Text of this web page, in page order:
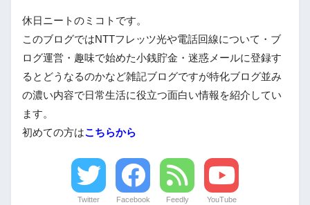
休日ニートのミコトです。
このブログではNTTフレッツ光や電話回線について・ブ
ログ運営・趣味で始めた小銭貯金・迷惑メールに登録す
るとどうなるのかなど雑記ブログですが特化ブログ並み
の濃い内容で日常生活に役立つ面白い情報を紹介してい
ます。
初めての方はこちらから
Twitter Facebook Feedly YouTube